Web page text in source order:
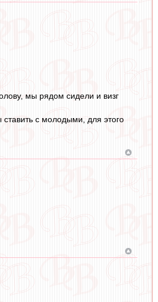
мы рядом сидели и визг
ставить с молодыми, для этого